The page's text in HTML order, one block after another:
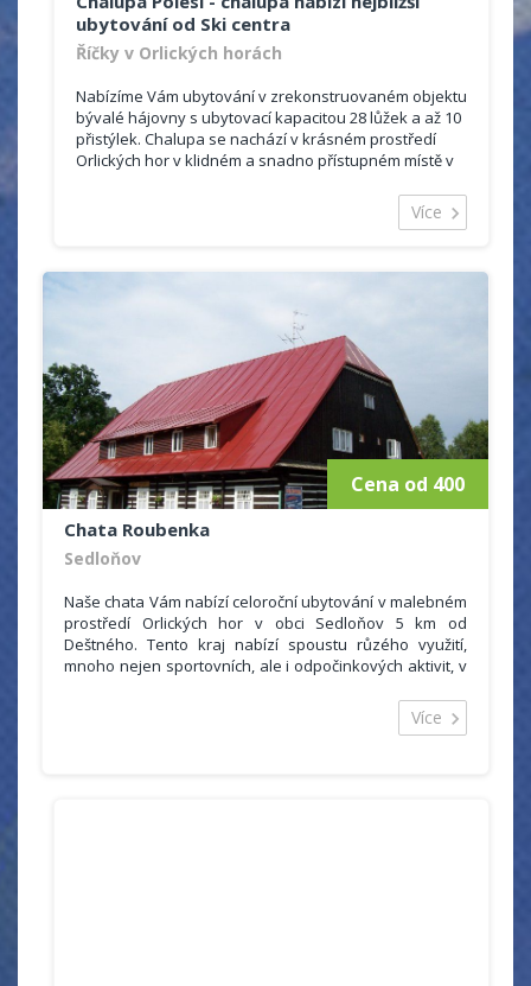
2 x 4-6 lůžek
ubytování od Ski centra
Říčky v Orlických horách
Nabízíme Vám ubytování v zrekonstruovaném objektu
bývalé hájovny s ubytovací kapacitou 28 lůžek a až 10
přistýlek. Chalupa se nachází v krásném prostředí
Orlických hor v klidném a snadno přístupném místě v
poskytujeme v zimním období slevu 20 % na jízdné v
30 % na aktivity lanového parku Říčky.
Více
Cena od 400
Chata Roubenka
Sedloňov
Naše chata Vám nabízí celoroční ubytování v malebném
prostředí Orlických hor v obci Sedloňov 5 km od
Deštného. Tento kraj nabízí spoustu růzého využití,
mnoho nejen sportovních, ale i odpočinkových aktivit, v
Sedloňov je též výborná základna pro cyklovýlety po
Více